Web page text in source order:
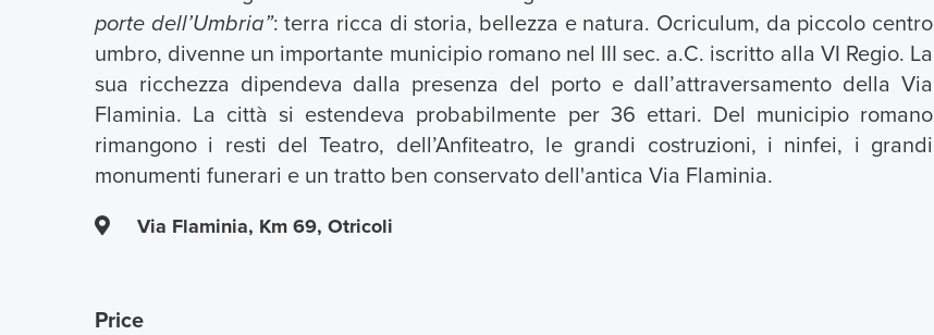
porte dell’Umbria”: terra ricca di storia, bellezza e natura. Ocriculum, da piccolo centro
umbro, divenne un importante municipio romano nel III sec. a.C. iscritto alla VI Regio. La
sua ricchezza dipendeva dalla presenza del porto e dall’attraversamento della Via
Flaminia. La città si estendeva probabilmente per 36 ettari. Del municipio romano
rimangono i resti del Teatro, dell’Anfiteatro, le grandi costruzioni, i ninfei, i grandi
monumenti funerari e un tratto ben conservato dell'antica Via Flaminia.
Via Flaminia, Km 69, Otricoli
Price